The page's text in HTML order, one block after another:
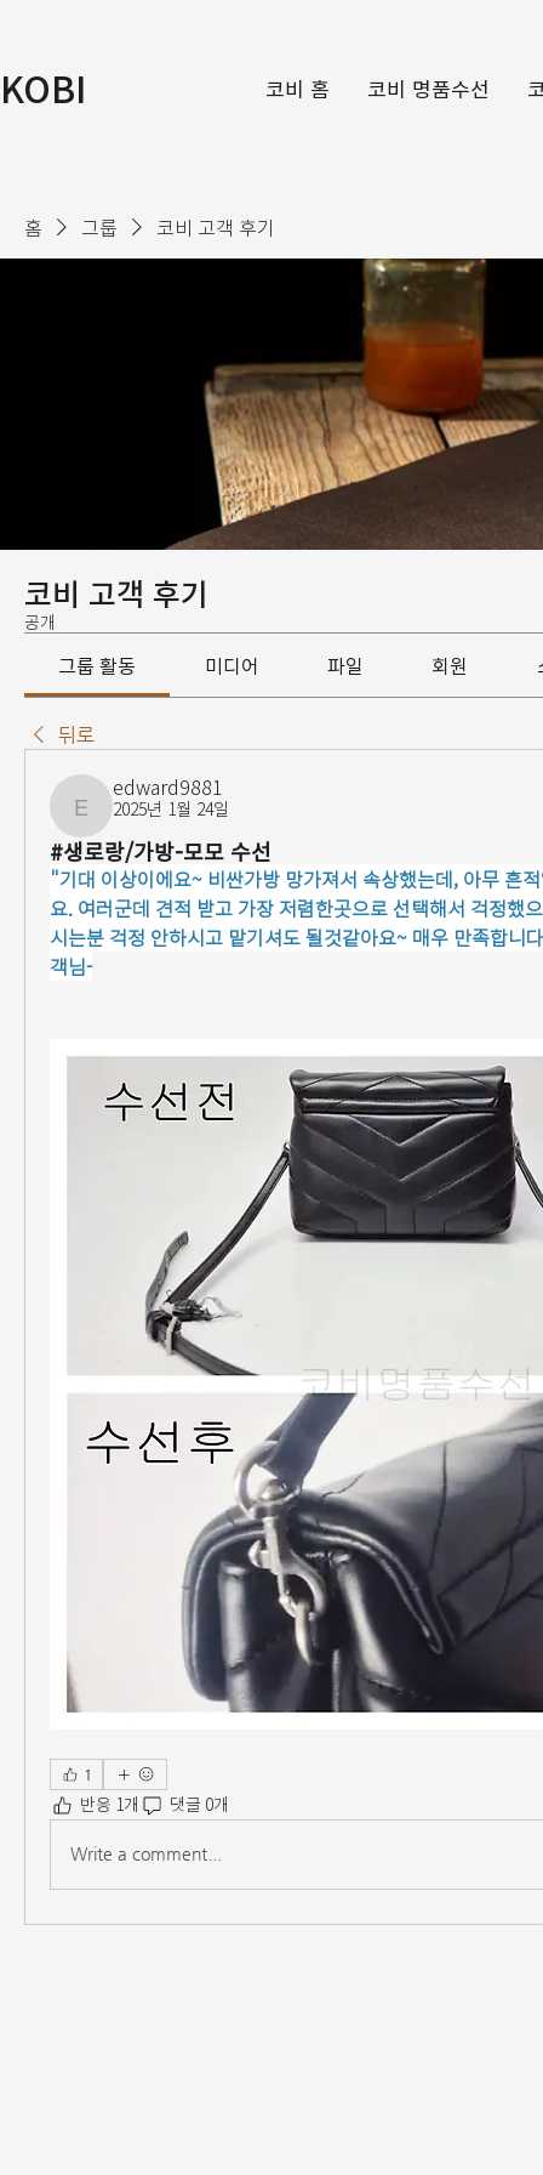
KOBI 코비 홈 코비 명품수선
홈 그룹 코비 고객 후기
코비 고객 후기
공개
그룹 활동 미디어 파일 회원
뒤로
edward9881
edward9881
2025년 1월 24일
#생로랑/가방-모모 수선
"기대 이상이에요~ 비싼가방 망가져서 속상했는데, 아무 흔
요. 여러군데 견적 받고 가장 저렴한곳으로 선택해서 걱정했
시는분 걱정 안하시고 맡기셔도 될것같아요~ 매우 만족합니
객님-
1
반응 1개 댓글 0개
Write a comment...